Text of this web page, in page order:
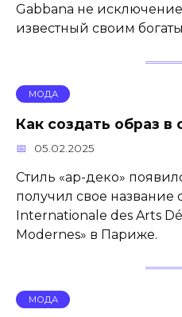
Gabbana не
известный своим
МОДА
Как создать образ в
05.02.2025
Стиль «ар-деко»
получил свое название
Internationale des Arts
Modernes» в Париже.
МОДА